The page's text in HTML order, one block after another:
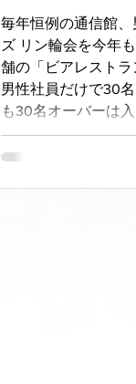
毎年恒例の通信館
ズ リン輪会を今年
舗の「ビアレスト
男性社員だけで30
も30名オーバーは